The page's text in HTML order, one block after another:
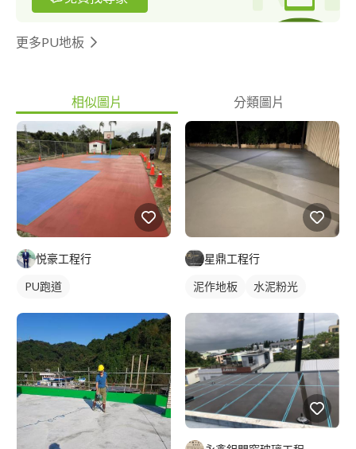
更多PU地板
相似圖片 分類圖片
悦豪工程行
PU跑道
星鼎工程行
泥作地板 水泥粉光